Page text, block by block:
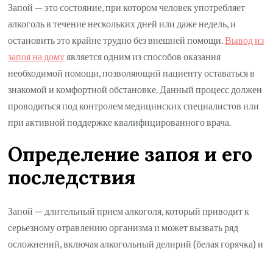
Запой — это состояние, при котором человек употребляет
алкоголь в течение нескольких дней или даже недель, и
остановить это крайне трудно без внешней помощи.Вывод из
запоя на домуявляется одним из способов оказания
необходимой помощи, позволяющий пациенту оставаться в
знакомой и комфортной обстановке. Данный процесс должен
проводиться под контролем медицинских специалистов или
при активной поддержке квалифицированного врача.
Определение запоя и его
последствия
Запой — длительный прием алкоголя, который приводит к
серьезному отравлению организма и может вызвать ряд
осложнений, включая алкогольный делирий (белая горячка) и